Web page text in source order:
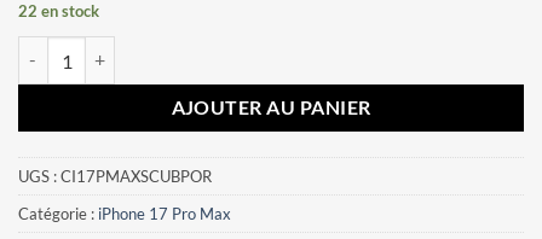
22 en stock
AJOUTER AU PANIER
UGS :CI17PMAXSCUBPOR
Catégorie : iPhone 17 Pro Max